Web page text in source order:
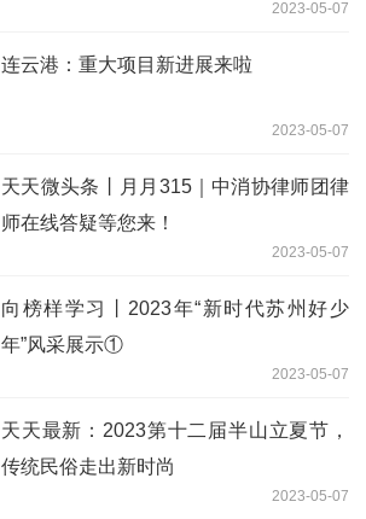
2023-05-07
连云港：重大项目新进展来啦
2023-05-07
天天微头条丨月月315｜中消协律师团律
师在线答疑等您来！
2023-05-07
向榜样学习丨2023年“新时代苏州好少
年”风采展示①
2023-05-07
天天最新：2023第十二届半山立夏节，
传统民俗走出新时尚
2023-05-07